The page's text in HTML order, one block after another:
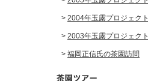
> 2004年玉露プロジェクト
> 2003年玉露プロジェクト
> 福岡正信氏の茶園訪問